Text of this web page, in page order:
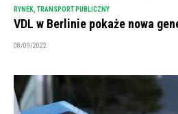
RYNEK, TRANSPORT PUBLICZNY
VDL w Berlinie pokaże nowa
08/09/2022